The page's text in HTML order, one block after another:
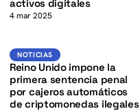
activos digitales
4 mar 2025
Noticias
NOTICIAS
Reino Unido impone la
primera sentencia penal
por cajeros automáticos
de criptomonedas ilegales